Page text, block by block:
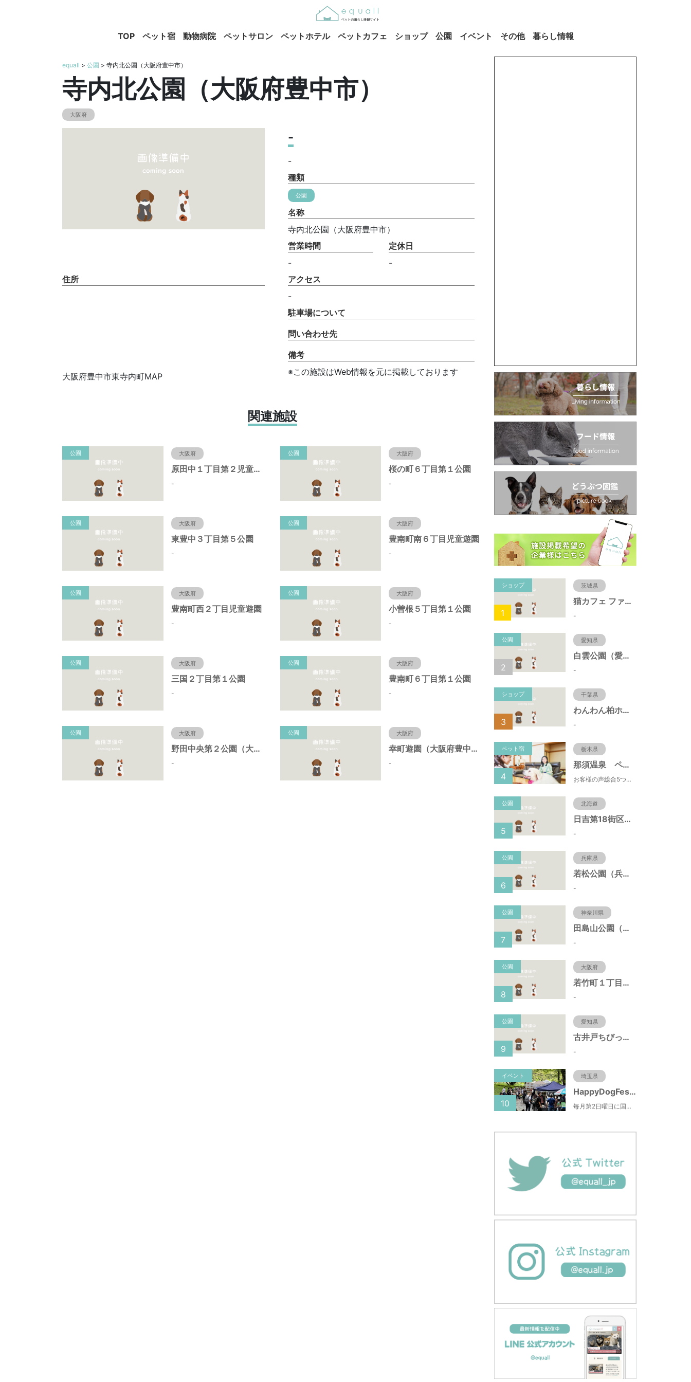
TOP ペット宿 動物病院 ペットサロン ペットホテル ペットカフェ ショップ 公園 イベント その他 暮らし情報
equall > 公園 > 寺内北公園（大阪府豊中市）
寺内北公園（大阪府豊中市）
大阪府
-
-
種類
公園
名称
寺内北公園（大阪府豊中市）
営業時間
-
定休日
-
住所
大阪府豊中市東寺内町MAP
アクセス
-
駐車場について
問い合わせ先
備考
※この施設はWeb情報を元に掲載しております
関連施設
公園 大阪府
原田中１丁目第２児童遊園
-
公園 大阪府
桜の町６丁目第１公園
-
公園 大阪府
東豊中３丁目第５公園
-
公園 大阪府
豊南町南６丁目児童遊園
-
公園 大阪府
豊南町西２丁目児童遊園
-
公園 大阪府
小曽根５丁目第１公園
-
公園 大阪府
三国２丁目第１公園
-
公園 大阪府
豊南町６丁目第１公園
-
公園 大阪府
野田中央第２公園（大阪府豊中市）
-
公園 大阪府
幸町遊園（大阪府豊中市）
-
ショップ 茨城県
猫カフェ ファミリーズ
-
1
公園 愛知県
白雲公園（愛知県名古屋市）
-
2
ショップ 千葉県
わんわん柏ホームビレッジ（老犬ホーム・老犬ホテル）
-
3
ペット宿 栃木県
那須温泉 ペット＆スパホテル 那須ワン
お客様の声総合5つ星■1日限定４組貸切風呂■室内ドッグランあり♪
4
公園 北海道
日吉第18街区公園（北海道函館市）
-
5
公園 兵庫県
若松公園（兵庫県神戸市）
-
6
公園 神奈川県
田島山公園（神奈川県藤沢市）
-
7
公園 大阪府
若竹町１丁目第３公園（大阪府豊中市）
-
8
公園 愛知県
古井戸ちびっ子広場（愛知県大府市）
-
9
イベント 埼玉県
HappyDogFesta(ハッピードッグフェスタ)
毎月第2日曜日に国営武蔵丘陵森林公園で開催されるドッグイベント。森林公園北口からドッグランまでの園路にお買い物ブースやキッチンカーが出店するほか、わんちゃんのしつけ教室やゲーム大会などの参加型コンテンツもあります。（参加料無料）
10